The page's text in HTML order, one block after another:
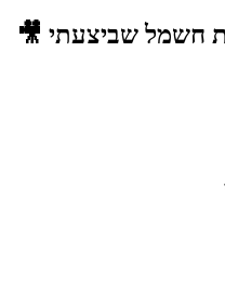
חשמל שביצעתי 🎥